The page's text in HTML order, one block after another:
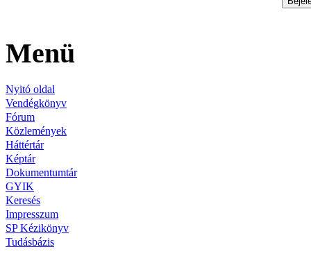
Menü
Nyitó oldal
Vendégkönyv
Fórum
Közlemények
Háttértár
Képtár
Dokumentumtár
GYIK
Keresés
Impresszum
SP Kézikönyv
Tudásbázis